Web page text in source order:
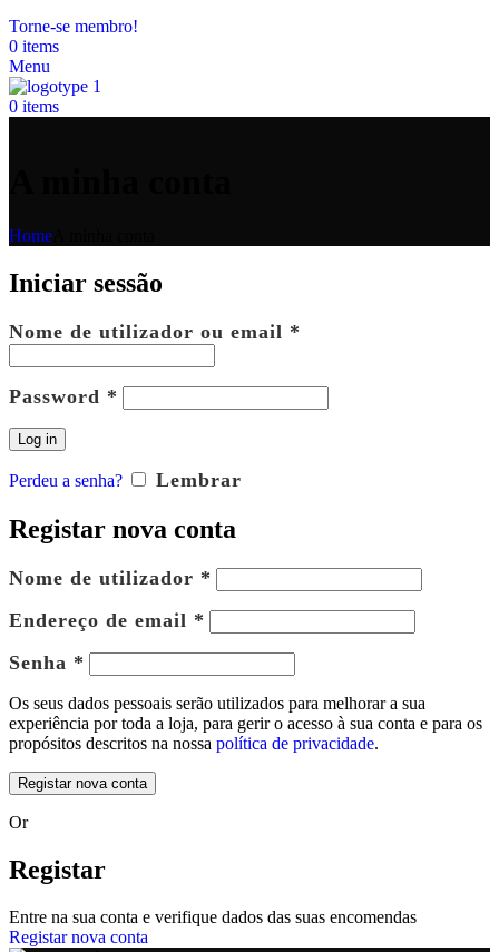
Torne-se membro!
0 items
Menu
0 items
Home
Iniciar sessão
Nome de utilizador ou email *
Password *
Log in
Perdeu a senha? Lembrar
Registar nova conta
Nome de utilizador * Obrigatório
Endereço de email * Obrigatório
Senha * Obrigatório
Os seus dados pessoais serão utilizados para melhorar a sua
experiência por toda a loja, para gerir o acesso à sua conta e para os
propósitos descritos na nossa política de privacidade.
Registar nova conta
Or
Registar
Entre na sua conta e verifique dados das suas encomendas
Registar nova conta